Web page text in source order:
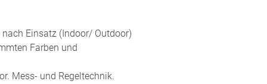
Einsatz (Indoor/ Outdoor)
Farben und
Mess- und Regeltechnik.